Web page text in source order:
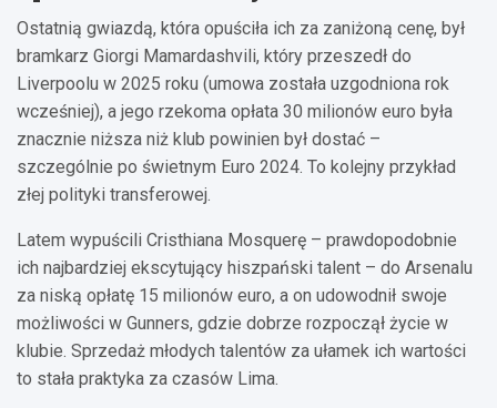
Ostatnią gwiazdą, która opuściła ich za zaniżoną cenę, był
bramkarz Giorgi Mamardashvili, który przeszedł do
Liverpoolu w 2025 roku (umowa została uzgodniona rok
wcześniej), a jego rzekoma opłata 30 milionów euro była
znacznie niższa niż klub powinien był dostać –
szczególnie po świetnym Euro 2024. To kolejny przykład
złej polityki transferowej.
Latem wypuścili Cristhiana Mosquerę – prawdopodobnie
ich najbardziej ekscytujący hiszpański talent – do Arsenalu
za niską opłatę 15 milionów euro, a on udowodnił swoje
możliwości w Gunners, gdzie dobrze rozpoczął życie w
klubie. Sprzedaż młodych talentów za ułamek ich wartości
to stała praktyka za czasów Lima.